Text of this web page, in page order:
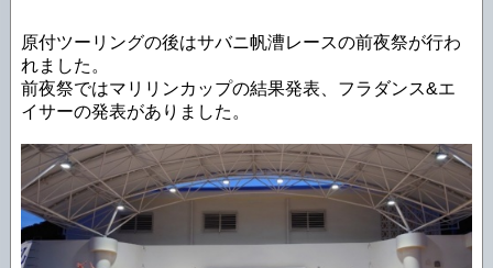
原付ツーリングの後はサバニ帆漕レースの前夜祭が行わ
れました。
前夜祭ではマリリンカップの結果発表、フラダンス&エ
イサーの発表がありました。